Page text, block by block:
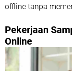
offline tanpa
Pekerjaan
Online